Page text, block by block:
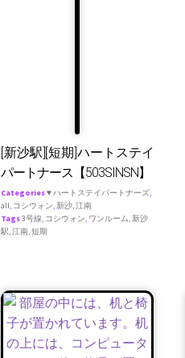
[新沙駅][短期]ハートステイ
パートナース【503SINSN】
Categories♥ ハートステイパートナーズ,
all, コシウォン,新沙,江南
Tags3号線, コシウォン, ワンルーム,新沙
駅,江南,短期